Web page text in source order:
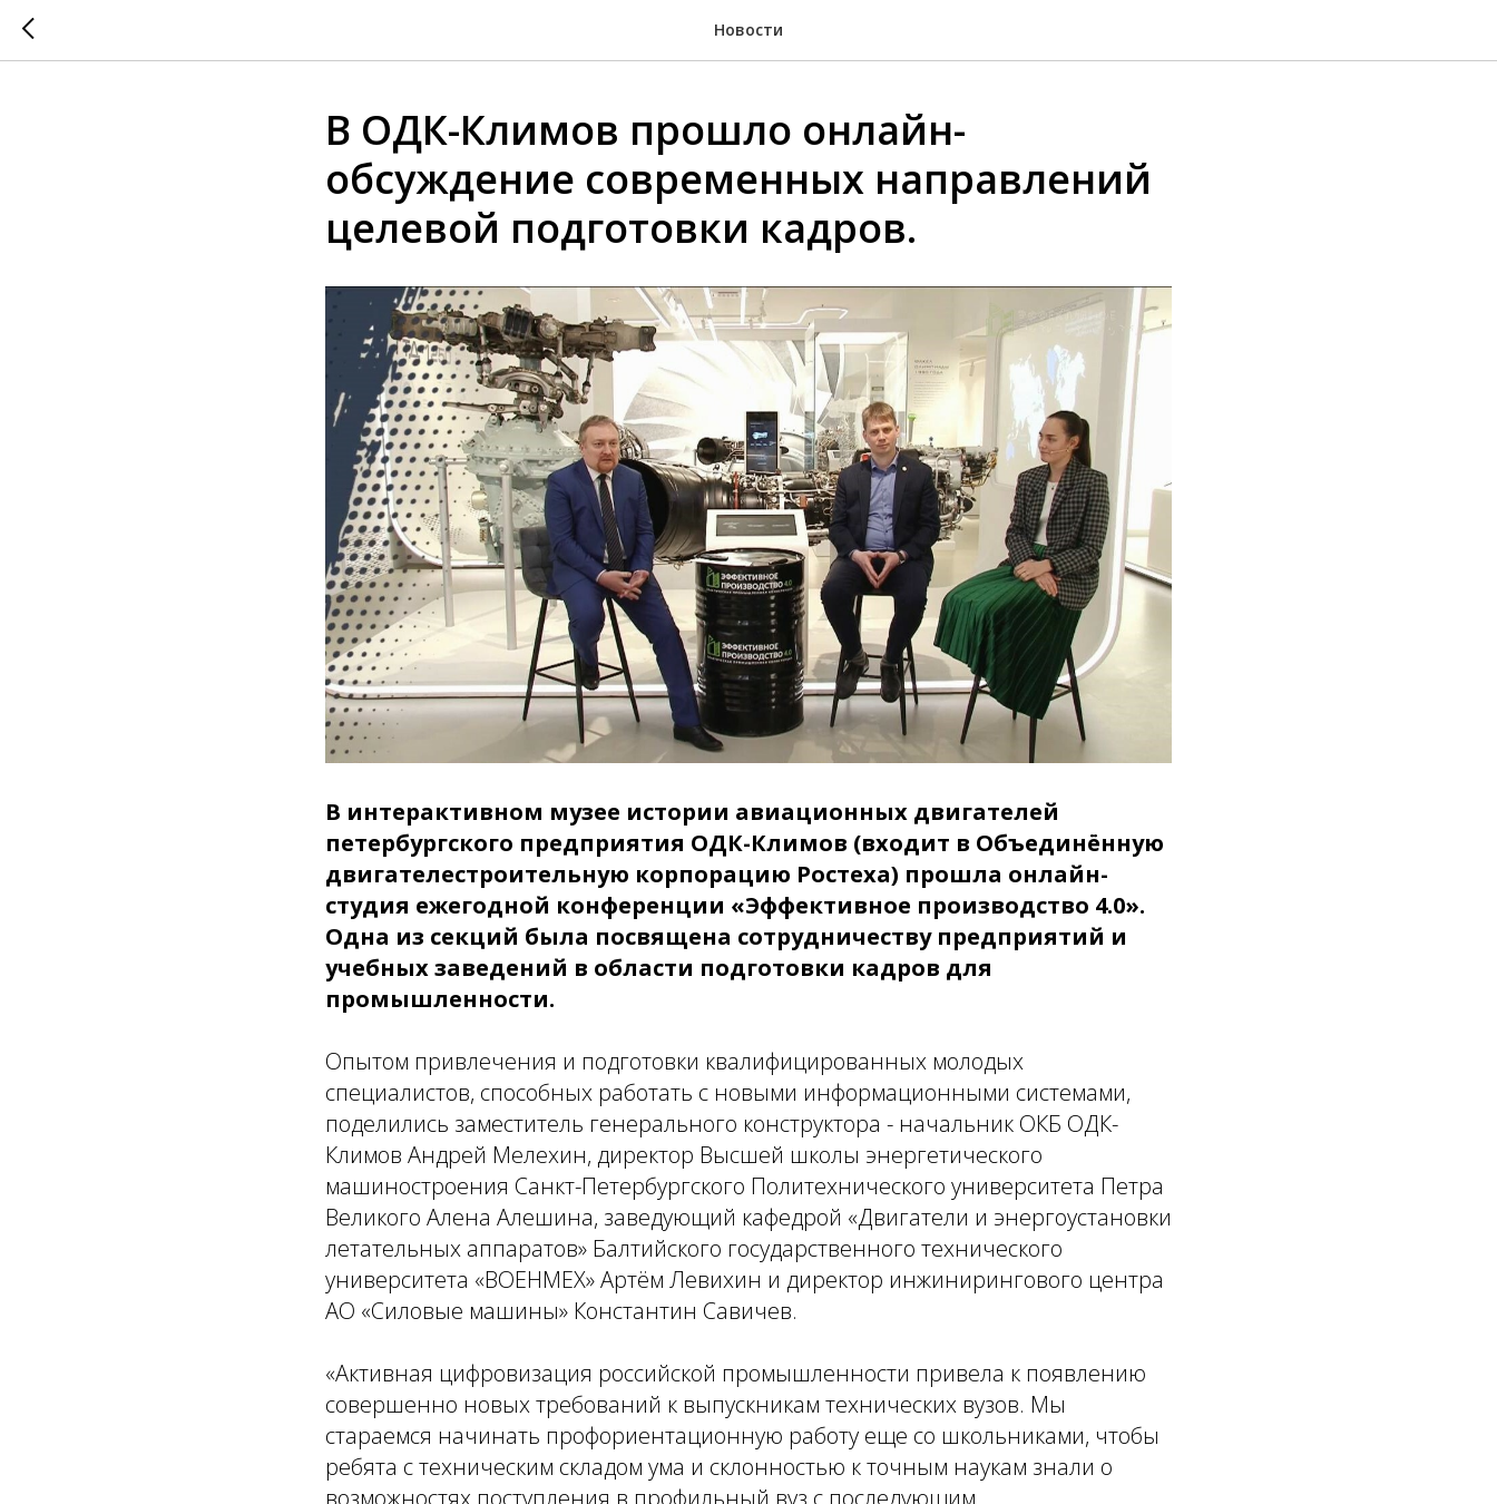
Новости
В ОДК-Климов прошло онлайн-
обсуждение современных направлений
целевой подготовки кадров.
В интерактивном музее истории авиационных двигателей
петербургского предприятия ОДК-Климов (входит в Объединённую
двигателестроительную корпорацию Ростеха) прошла онлайн-
студия ежегодной конференции «Эффективное производство 4.0».
Одна из секций была посвящена сотрудничеству предприятий и
учебных заведений в области подготовки кадров для
промышленности.
Опытом привлечения и подготовки квалифицированных молодых
специалистов, способных работать с новыми информационными системами,
поделились заместитель генерального конструктора - начальник ОКБ ОДК-
Климов Андрей Мелехин, директор Высшей школы энергетического
машиностроения Санкт-Петербургского Политехнического университета Петра
Великого Алена Алешина, заведующий кафедрой «Двигатели и энергоустановки
летательных аппаратов» Балтийского государственного технического
университета «ВОЕНМЕХ» Артём Левихин и директор инжинирингового центра
АО «Силовые машины» Константин Савичев.
«Активная цифровизация российской промышленности привела к появлению
совершенно новых требований к выпускникам технических вузов. Мы
стараемся начинать профориентационную работу еще со школьниками, чтобы
ребята с техническим складом ума и склонностью к точным наукам знали о